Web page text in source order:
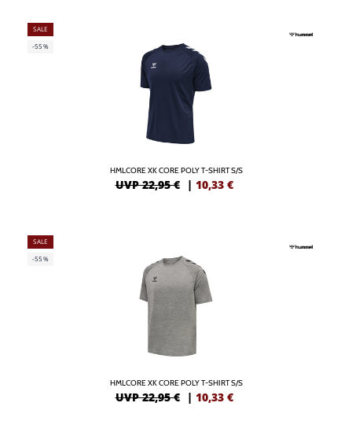
SALE
-55%
HMLCORE XK CORE POLY T-SHIRT S/S
UVP 22,95 € | 10,33 €
SALE
-55%
HMLCORE XK CORE POLY T-SHIRT S/S
UVP 22,95 € | 10,33 €